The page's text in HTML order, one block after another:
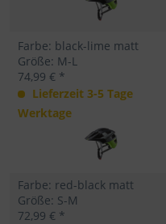
Farbe: black-lime matt
Größe: M-L
74,99 € *
Lieferzeit 3-5 Tage
Werktage
Farbe: red-black matt
Größe: S-M
72,99 € *